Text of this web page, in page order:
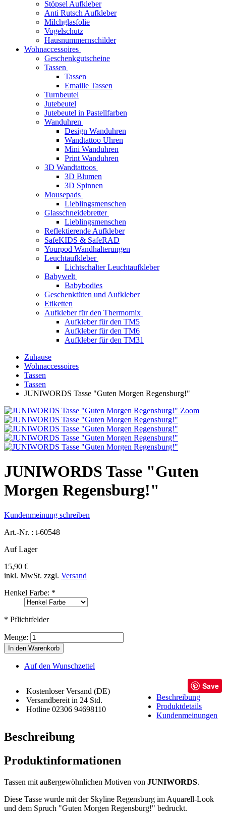
Stöpsel Aufkleber
Anti Rutsch Aufkleber
Milchglasfolie
Vogelschutz
Hausnummernschilder
Wohnaccessoires
Geschenkgutscheine
Tassen
Tassen
Emaille Tassen
Turnbeutel
Jutebeutel
Jutebeutel in Pastellfarben
Wanduhren
Design Wanduhren
Wandtattoo Uhren
Mini Wanduhren
Print Wanduhren
3D Wandtattoos
3D Blumen
3D Spinnen
Mousepads
Lieblingsmenschen
Glasschneidebretter
Lieblingsmenschen
Reflektierende Aufkleber
SafeKIDS & SafeRAD
Yourpod Wandhalterungen
Leuchtaufkleber
Lichtschalter Leuchtaufkleber
Babywelt
Babybodies
Geschenktüten und Aufkleber
Etiketten
Aufkleber für den Thermomix
Aufkleber für den TM5
Aufkleber für den TM6
Aufkleber für den TM31
Zuhause
Wohnaccessoires
Tassen
Tassen
JUNIWORDS Tasse "Guten Morgen Regensburg!"
Zoom
JUNIWORDS Tasse "Guten
Morgen Regensburg!"
Kundenmeinung schreiben
Art.-Nr. : t-60548
Auf Lager
15,90 €
inkl. MwSt. zzgl. Versand
Henkel Farbe: *
* Pflichtfelder
Menge:
In den Warenkorb
Auf den Wunschzettel
Kostenloser Versand (DE)
Versandbereit in 24 Std.
Hotline 02306 94698110
Save
Beschreibung
Produktdetails
Kundenmeinungen
Beschreibung
Produktinformationen
Tassen mit außergewöhnlichen Motiven von JUNIWORDS.
Diese Tasse wurde mit der Skyline Regensburg im Aquarell-Look
und dem Spruch "Guten Morgen Regensburg!" bedruckt.